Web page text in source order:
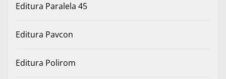
Editura Paralela 45
Editura Pavcon
Editura Polirom